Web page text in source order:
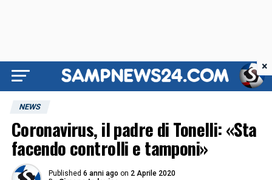
NEWS
Coronavirus, il padre di Tonelli: «Sta
facendo controlli e tamponi»
Published 6 anni ago on 2 Aprile 2020
×